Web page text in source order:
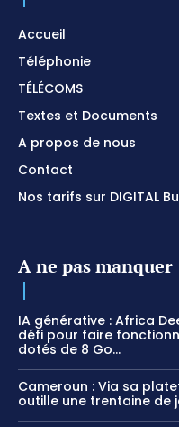
Accueil
Téléphonie
TÉLÉCOMS
Textes et Documents
A propos de nous
Contact
Nos tarifs sur DIGITAL
A ne pas manquer
IA générative : Africa
défi pour faire
dotés de 8 Go...
Cameroun : Via sa
outille une trentaine de